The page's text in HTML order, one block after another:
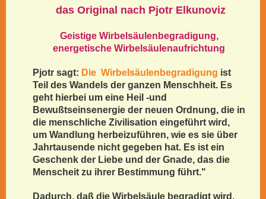
das Original nach Pjotr Elkunoviz
Geistige Wirbelsäulenbegradigung,
energetische Wirbelsäulenaufrichtung
Pjotr sagt: Die Wirbelsäulenbegradigung ist
Teil des Wandels der ganzen Menschheit. Es
geht hierbei um eine Heil -und
Bewußtseinsenergie der neuen Ordnung, die in
die menschliche Zivilisation eingeführt wird,
um Wandlung herbeizuführen, wie es sie über
Jahrtausende nicht gegeben hat. Es ist ein
Geschenk der Liebe und der Gnade, das die
Menscheit zu ihrer Bestimmung führt."
Dadurch, daß die Wirbelsäule begradigt wird,